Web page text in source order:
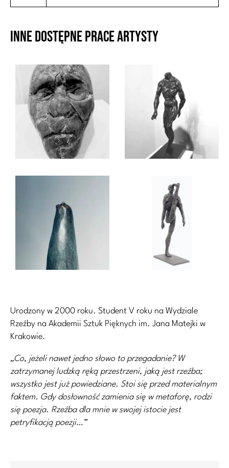
Inne dostępne prace artysty
Urodzony w 2000 roku. Student V roku na Wydziale
Rzeźby na Akademii Sztuk Pięknych im. Jana Matejki w
Krakowie.
„Co, jeżeli nawet jedno słowo to przegadanie? W
zatrzymanej ludzką ręką przestrzeni, jaką jest rzeźba;
wszystko jest już powiedziane. Stoi się przed materialnym
faktem. Gdy dosłowność zamienia się w metaforę, rodzi
się poezja. Rzeźba dla mnie w swojej istocie jest
petryfikacją poezji…”